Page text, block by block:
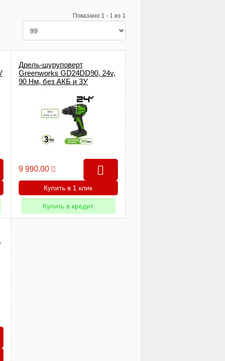
Показано 1 - 1 из 1
Дрель-шуруповерт
Greenworks GD24DD90, 24v,
90 Нм, без АКБ и ЗУ
9 990.00
Купить в 1 клик
Купить в кредит